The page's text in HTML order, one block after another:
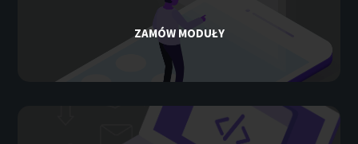
ZAMÓW MODUŁY